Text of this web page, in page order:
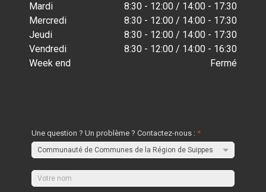
Mardi
8:30 - 12:00 / 14:00 - 17:30
Mercredi
8:30 - 12:00 / 14:00 - 17:30
Jeudi
8:30 - 12:00 / 14:00 - 17:30
Vendredi
8:30 - 12:00 / 14:00 - 16:30
Week end
Fermé
Une question ? Un problème ? Contactez-nous :*